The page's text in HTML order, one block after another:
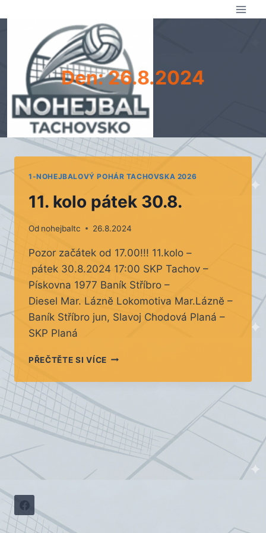
Den: 26.8.2024
1-NOHEJBALOVÝ POHÁR TACHOVSKA 2026
11. kolo pátek 30.8.
Od nohejbaltc 26.8.2024
Pozor začátek od 17.00!!! 11.kolo –
pátek 30.8.2024 17:00 SKP Tachov –
Pískovna 1977 Baník Stříbro –
Diesel Mar. Láznĕ Lokomotiva Mar.Láznĕ –
Baník Stříbro jun, Slavoj Chodová Planá –
SKP Planá
PŘEČTĚTE SI VÍCE11.
PÁTEK